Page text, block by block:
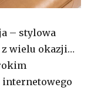
– stylowa
z wielu okazji…
internetowego